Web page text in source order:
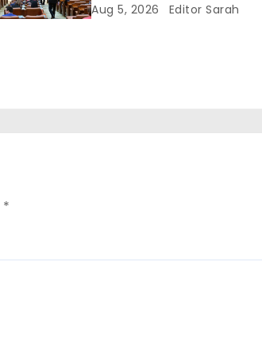
energetic.
Aug 5, 2026 Editor Sarah
*